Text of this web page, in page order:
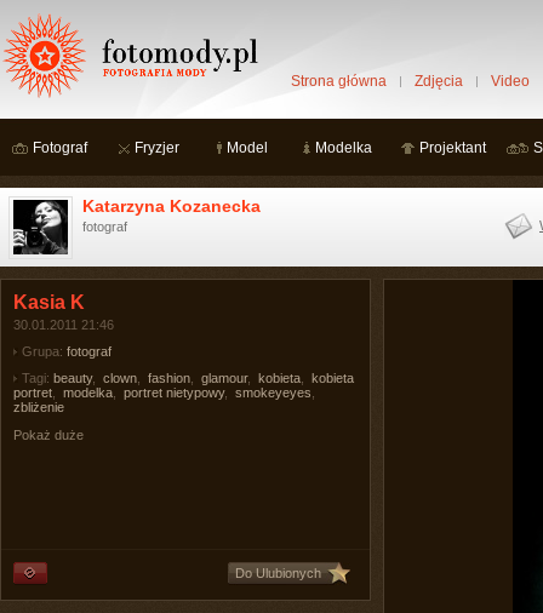
Strona główna Zdjęcia Video
Fotograf Fryzjer Model Modelka Projektant
Katarzyna Kozanecka
fotograf
Kasia K
30.01.2011 21:46
Grupa: fotograf
Tagi: beauty, clown fashion glamour, kobieta
kobieta
portret
modelka portret nietypowy, smokeyeyes
zbliżenie
Pokaż duże
Do Ulubionych